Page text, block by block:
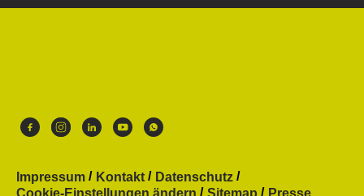
Impressum Kontakt
Datenschutz
Cookie-Einstellungen ändern
Sitemap Presse